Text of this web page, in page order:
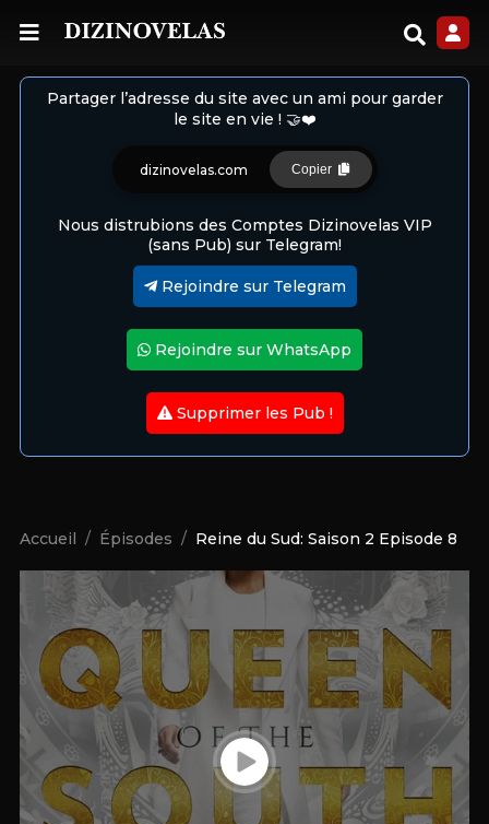
Partager l’adresse du site avec un ami pour garder
le site en vie ! 🤝❤️
dizinovelas.com Copier
Nous distrubions des Comptes Dizinovelas VIP
(sans Pub) sur Telegram!
Rejoindre sur Telegram
Rejoindre sur WhatsApp
Supprimer les Pub !
Accueil Épisodes Reine du Sud: Saison 2 Episode 8